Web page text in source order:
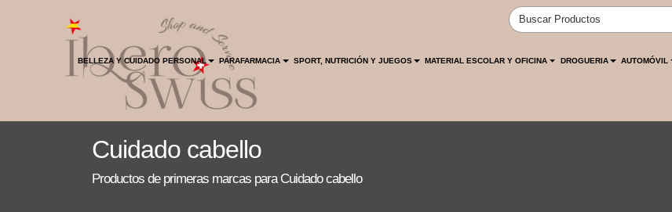
BELLEZA Y CUIDADO PERSONAL PARAFARMACIA SPORT, NUTRICIÓN Y JUEGOS MATERIAL ESCOLAR Y OFICINA DROGUERIA AUTOMÓVIL
Cuidado cabello
Productos de primeras marcas para Cuidado cabello